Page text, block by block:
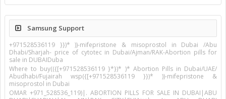
Samsung Support
+971528536119 }})* ))-mifepristone & misoprostol in Dubai /Abu
Dhabi/Sharjah- price of cytotec in Dubai/Ajman/RAK-Abortion pills for
sale in DUBAIDuba
Where to buy(({[+971528536119 }*})* )* Abortion Pills in Dubai/UAE/
Abudhabi/Fujairah wsp({[+971528536119 }})* ))-mifepristone &
misoprostol in Dubai
OMAR +971_528536_119)|. ABORTION PILLS FOR SALE IN DUBAI|ABU